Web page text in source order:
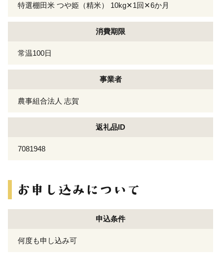
特選棚田米 つや姫（精米） 10kg✕1回✕6か月
消費期限
常温100日
事業者
農事組合法人 志賀
返礼品ID
7081948
申込条件
何度も申し込み可